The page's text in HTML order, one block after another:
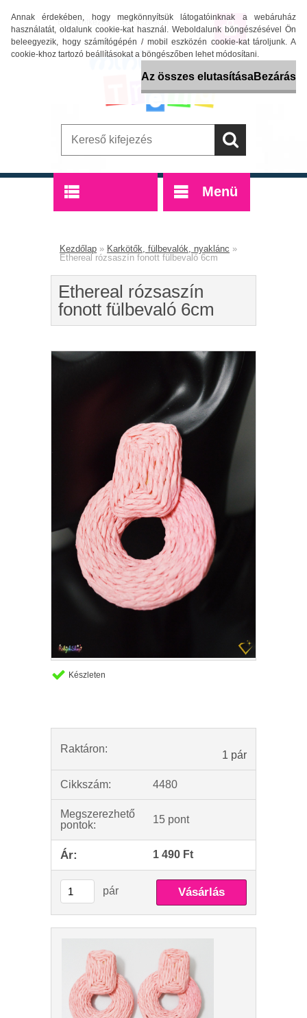
Annak érdekében, hogy megkönnyítsük látogatóinknak a webáruház
használatát, oldalunk cookie-kat használ. Weboldalunk böngészésével Ön
beleegyezik, hogy számítógépén / mobil eszközén cookie-kat tároljunk. A
cookie-khoz tartozó beállításokat a böngészőben lehet módosítani.
Az összes elutasításaBezárás
Bejelentkezés Regisztráció
Menü
Kezdőlap » Karkötők, fülbevalók, nyaklánc »
Ethereal rózsaszín fonott fülbevaló 6cm
Ethereal rózsaszín
fonott fülbevaló 6cm
Készleten
Raktáron:
1 pár
Cikkszám: 4480
Megszerezhető
pontok:
15 pont
Ár: 1 490 Ft
pár